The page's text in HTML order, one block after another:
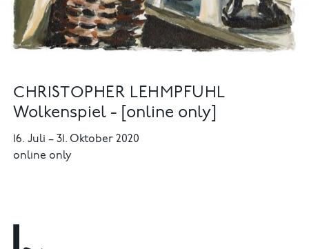
CHRISTOPHER LEHMPFUHL
Wolkenspiel - [online only]
16. Juli–31. Oktober 2020
online only